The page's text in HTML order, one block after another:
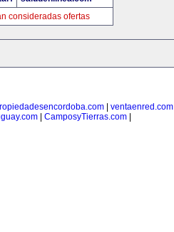
consideradas ofertas
| ventaenred.com|
| CamposyTierras.com|